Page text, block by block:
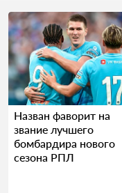
Назван фаворит на
звание лучшего
бомбардира нового
сезона РПЛ